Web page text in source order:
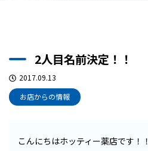
2人目名前決定！！
2017.09.13
お店からの情報
こんにちはホッティー薬店です！！